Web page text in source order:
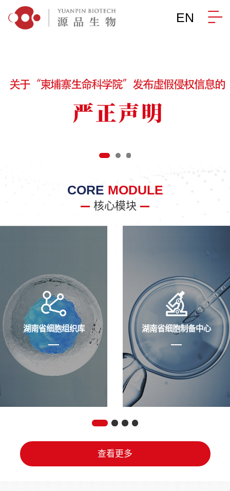
EN
CORE MODULE
核心模块
湖南省细胞组织库 湖南省细胞制备中心
查看更多